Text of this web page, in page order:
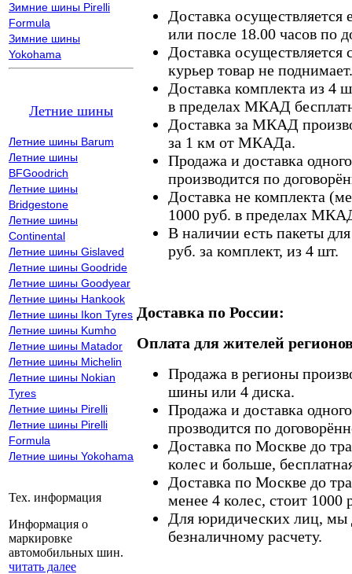
Зимние шины Pirelli
Formula
Зимние шины
Yokohama
Летние шины
Летние шины Barum
Летние шины
BFGoodrich
Летние шины
Bridgestone
Летние шины
Continental
Летние шины Gislaved
Летние шины Goodride
Летние шины Goodyear
Летние шины Hankook
Летние шины Ikon Tyres
Летние шины Kumho
Летние шины Matador
Летние шины Michelin
Летние шины Nokian
Tyres
Летние шины Pirelli
Летние шины Pirelli
Formula
Летние шины Yokohama
Тех. информация
Информация о
маркировке
автомобильных шин.
читать далее
Доставка осуществляется
или после 18.00 часов по
Доставка осуществляется
курьер товар не поднимает.
Доставка комплекта из 4
в пределах МКАД
Доставка за МКАД
за 1 км от МКАДа.
Продажа и доставка
производится по
Доставка не комплекта
1000 руб. в пределах
В наличии есть пакеты
руб. за комплект, из 4 шт.
Доставка по России:
Оплата для жителей
Продажа в регионы
шины или 4 диска.
Продажа и доставка
прозводится по
Доставка по Москве до
колес и больше,
Доставка по Москве до
менее 4 колес, стоит 1000
Для юридических лиц, мы
безналичному расчету.